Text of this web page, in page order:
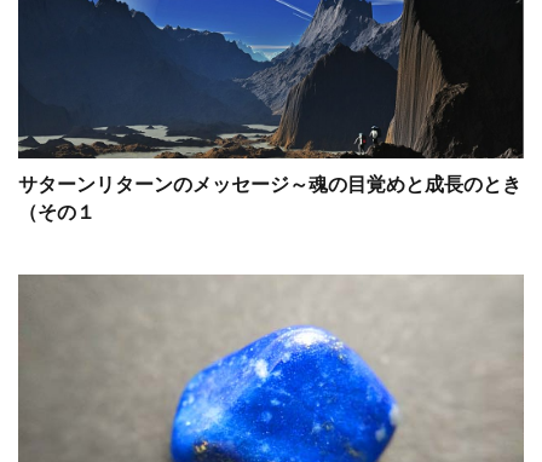
サターンリターンのメッセージ～魂の目覚めと成長のとき
（その１